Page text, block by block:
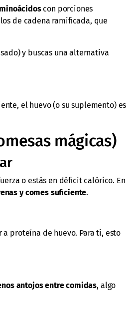
con porciones
de cadena ramificada, que
y buscas una alternativa
el huevo (o su suplemento) es
mágicas)
o estás en déficit calórico. En
y comes suficiente.
proteína de huevo. Para ti, esto
antojos entre comidas, algo